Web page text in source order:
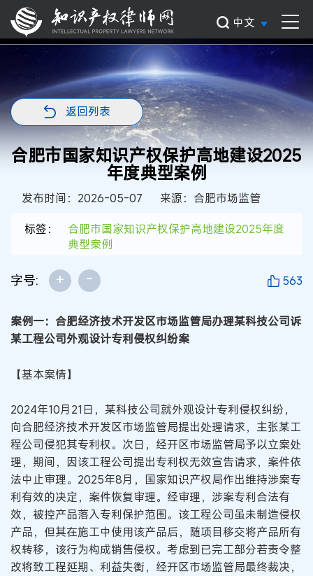
中文
返回列表
合肥市国家知识产权保护高地建设2025
年度典型案例
发布时间：2026-05-07
来源：合肥市场监管
标签：
合肥市国家知识产权保护高地建设2025年度
典型案例
字号: + - 563
案例一：合肥经济技术开发区市场监管局办理某科技公司诉
某工程公司外观设计专利侵权纠纷案
【基本案情】
2024年10月21日，某科技公司就外观设计专利侵权纠纷，
向合肥经济技术开发区市场监管局提出处理请求，主张某工
程公司侵犯其专利权。次日，经开区市场监管局予以立案处
理，期间，因该工程公司提出专利权无效宣告请求，案件依
法中止审理。2025年8月，国家知识产权局作出维持涉案专
利有效的决定，案件恢复审理。经审理，涉案专利合法有
效，被控产品落入专利保护范围。该工程公司虽未制造侵权
产品，但其在施工中使用该产品后，随项目移交将产品所有
权转移，该行为构成销售侵权。考虑到已完工部分若责令整
改将致工程延期、利益失衡，经开区市场监管局最终裁决，